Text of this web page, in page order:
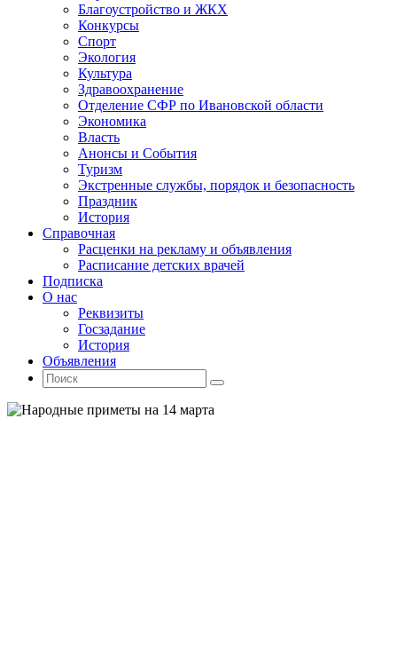
Благоустройство и ЖКХ
Конкурсы
Спорт
Экология
Культура
Здравоохранение
Отделение СФР по Ивановской области
Экономика
Власть
Анонсы и События
Туризм
Экстренные службы, порядок и безопасность
Праздник
История
Справочная
Расценки на рекламу и объявления
Расписание детских врачей
Подписка
О нас
Реквизиты
Госзадание
История
Объявления
Поиск
Искать:
Поиск